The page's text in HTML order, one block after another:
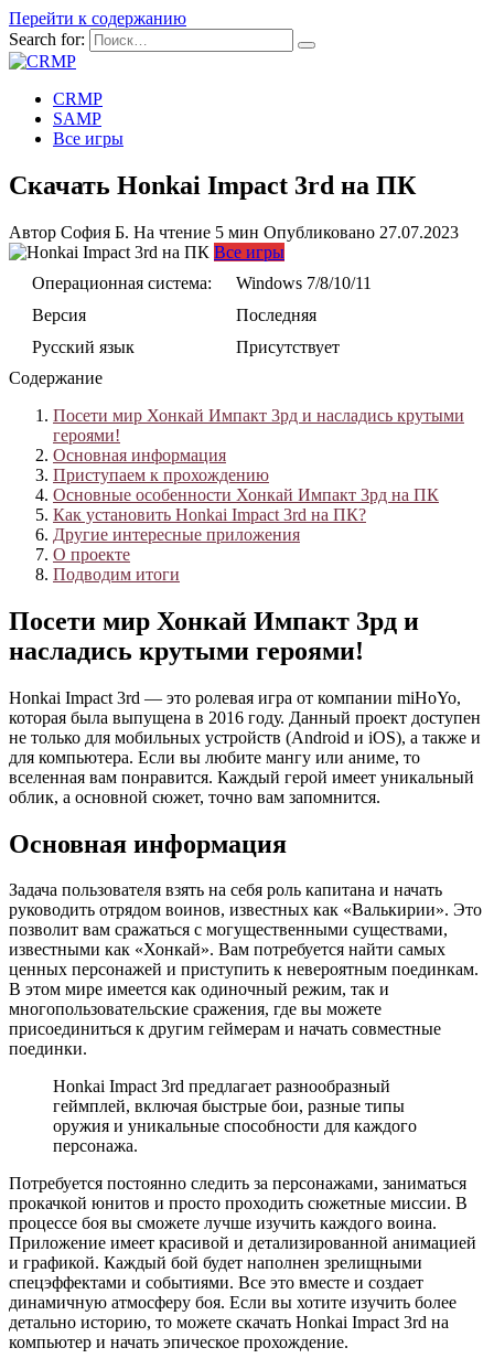
Перейти к содержанию
Search for:
CRMP
SAMP
Все игры
Скачать Honkai Impact 3rd на ПК
Автор София Б. На чтение 5 мин Опубликовано 27.07.2023
Все игры
Операционная система:
Windows 7/8/10/11
Версия
Последняя
Русский язык
Присутствует
Содержание
Посети мир Хонкай Импакт 3рд и насладись крутыми
героями!
Основная информация
Приступаем к прохождению
Основные особенности Хонкай Импакт 3рд на ПК
Как установить Honkai Impact 3rd на ПК?
Другие интересные приложения
О проекте
Подводим итоги
Посети мир Хонкай Импакт 3рд и
насладись крутыми героями!
Honkai Impact 3rd — это ролевая игра от компании miHoYo,
которая была выпущена в 2016 году. Данный проект доступен
не только для мобильных устройств (Android и iOS), а также и
для компьютера. Если вы любите мангу или аниме, то
вселенная вам понравится. Каждый герой имеет уникальный
облик, а основной сюжет, точно вам запомнится.
Основная информация
Задача пользователя взять на себя роль капитана и начать
руководить отрядом воинов, известных как «Валькирии». Это
позволит вам сражаться с могущественными существами,
известными как «Хонкай». Вам потребуется найти самых
ценных персонажей и приступить к невероятным поединкам.
В этом мире имеется как одиночный режим, так и
многопользовательские сражения, где вы можете
присоединиться к другим геймерам и начать совместные
поединки.
Honkai Impact 3rd предлагает разнообразный
геймплей, включая быстрые бои, разные типы
оружия и уникальные способности для каждого
персонажа.
Потребуется постоянно следить за персонажами, заниматься
прокачкой юнитов и просто проходить сюжетные миссии. В
процессе боя вы сможете лучше изучить каждого воина.
Приложение имеет красивой и детализированной анимацией
и графикой. Каждый бой будет наполнен зрелищными
спецэффектами и событиями. Все это вместе и создает
динамичную атмосферу боя. Если вы хотите изучить более
детально историю, то можете скачать Honkai Impact 3rd на
компьютер и начать эпическое прохождение.